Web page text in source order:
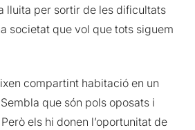
lluita per sortir de les dificultats
societat que vol que tots siguem
compartint habitació en un
que són pols oposats i
els hi donen l’oportunitat de